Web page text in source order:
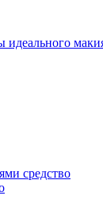
идеального
средство